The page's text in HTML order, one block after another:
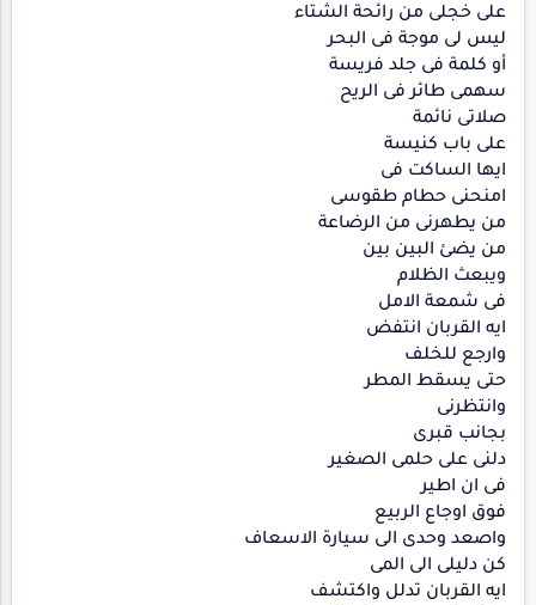
على خجلى من رائحة الشتاء
ليس لى موجة فى البحر
أو كلمة فى جلد فريسة
سهمى طائر فى الريح
صلاتى نائمة
على باب كنيسة
ايها الساكت فى
امنحنى حطام طقوسى
من يطهرنى من الرضاعة
من يضئ البين بين
ويبعث الظلام
فى شمعة الامل
ايه القربان انتفض
وارجع للخلف
حتى يسقط المطر
وانتظرنى
بجانب قبرى
دلنى على حلمى الصغير
فى ان اطير
فوق اوجاع الربيع
واصعد وحدى الى سيارة الاسعاف
كن دليلى الى المى
ايه القربان تدلل واكتشف